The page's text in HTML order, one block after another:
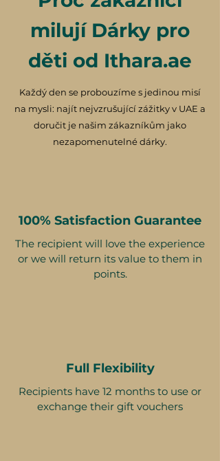
milují Dárky pro
děti od Ithara.ae
Každý den se probouzíme s jedinou misí
na mysli: najít nejvzrušující zážitky v UAE a
doručit je našim zákazníkům jako
nezapomenutelné dárky.
100% Satisfaction Guarantee
The recipient will love the experience
or we will return its value to them in
points.
Full Flexibility
Recipients have 12 months to use or
exchange their gift vouchers